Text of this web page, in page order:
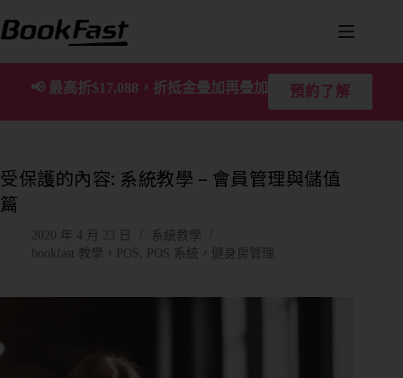
📢 最高折$17,088，折抵金疊加再疊加 預約了解
受保護的內容: 系統教學 – 會員管理與儲值
篇
2020 年 4 月 23 日
系統教學
bookfast 教學，POS, POS 系統，健身房管理